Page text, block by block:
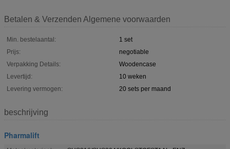
Betalen & Verzenden Algemene voorwaarden
Min. bestelaantal:
1 set
Prijs:
negotiable
Verpakking Details:
Woodencase
Levertijd:
10 weken
Levering vermogen:
20 sets per maand
beschrijving
Pharmalift